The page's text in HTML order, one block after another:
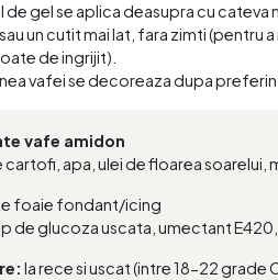
de gel se aplica deasupra cu
un cutit mai lat, fara zimti (pentru
de ingrijit).
vafei se decoreaza dupa
vafe amidon
cartofi, apa, ulei de floarea soarelui,
foaie fondant/icing
de glucoza uscata, umectant
la rece si uscat (intre 18-22 grade